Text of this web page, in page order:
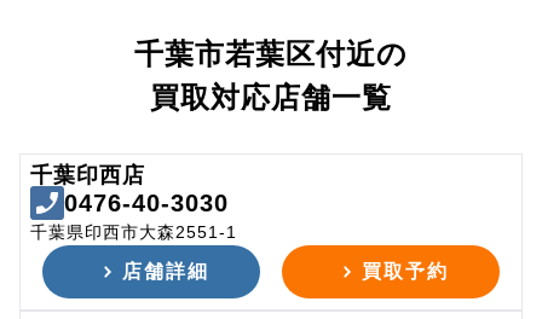
千葉市若葉区付近の
買取対応店舗一覧
千葉印西店
0476-40-3030
千葉県印西市大森2551-1
店舗詳細 買取予約